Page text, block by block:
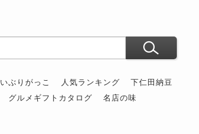
いぶりがっこ 人気ランキング
下仁田納豆
グルメギフトカタログ 名店の味